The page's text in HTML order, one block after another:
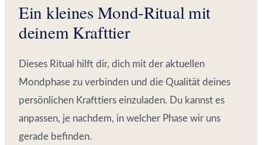
Ein kleines Mond-Ritual mit
deinem Krafttier
Dieses Ritual hilft dir, dich mit der aktuellen
Mondphase zu verbinden und die Qualität deines
persönlichen Krafttiers einzuladen. Du kannst es
anpassen, je nachdem, in welcher Phase wir uns
gerade befinden.